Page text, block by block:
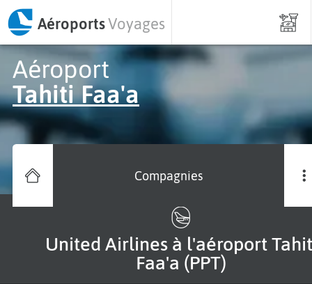
AéroportsVoyages
Aéroport
Tahiti Faa'a
Compagnies
United Airlines à l'aéroport Tahiti
Faa'a (PPT)